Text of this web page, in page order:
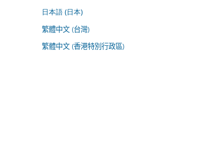
日本語 (日本)
繁體中文 (台灣)
繁體中文 (香港特別行政區)